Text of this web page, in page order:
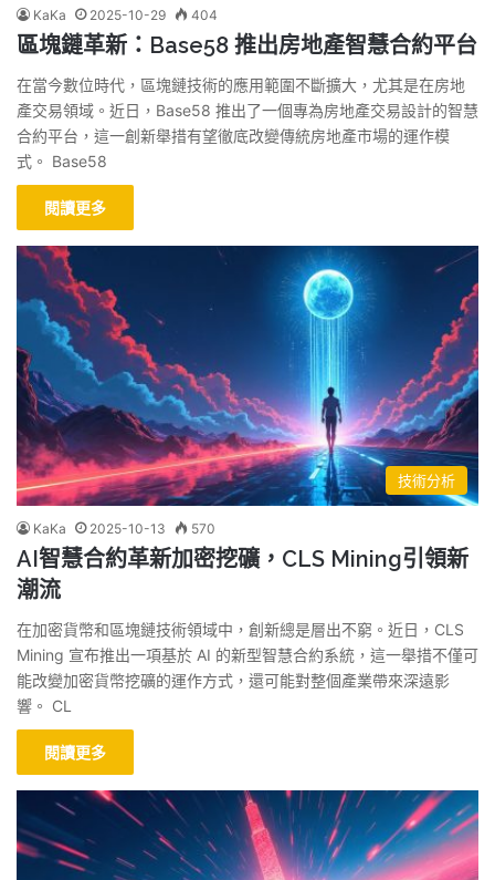
KaKa 2025-10-29 404
區塊鏈革新：Base58 推出房地產智慧合約平台
在當今數位時代，區塊鏈技術的應用範圍不斷擴大，尤其是在房地
產交易領域。近日，Base58 推出了一個專為房地產交易設計的智慧
合約平台，這一創新舉措有望徹底改變傳統房地產市場的運作模
式。 Base58
閱讀更多
技術分析
KaKa 2025-10-13 570
AI智慧合約革新加密挖礦，CLS Mining引領新
潮流
在加密貨幣和區塊鏈技術領域中，創新總是層出不窮。近日，CLS
Mining 宣布推出一項基於 AI 的新型智慧合約系統，這一舉措不僅可
能改變加密貨幣挖礦的運作方式，還可能對整個產業帶來深遠影
響。 CL
閱讀更多